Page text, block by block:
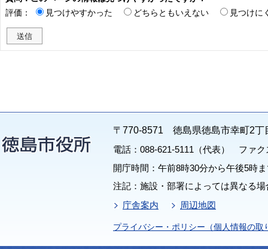
評価：
見つけやすかった どちらともいえない 見つけに
〒770-8571 徳島県徳島市幸町2丁
電話：088-621-5111（代表） ファク
開庁時間：午前8時30分から午後5時
注記：施設・部署によっては異なる
庁舎案内
周辺地図
プライバシー・ポリシー（個人情報の取